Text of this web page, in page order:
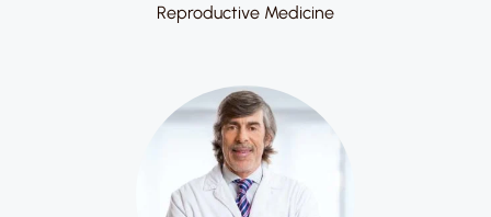
Reproductive Medicine